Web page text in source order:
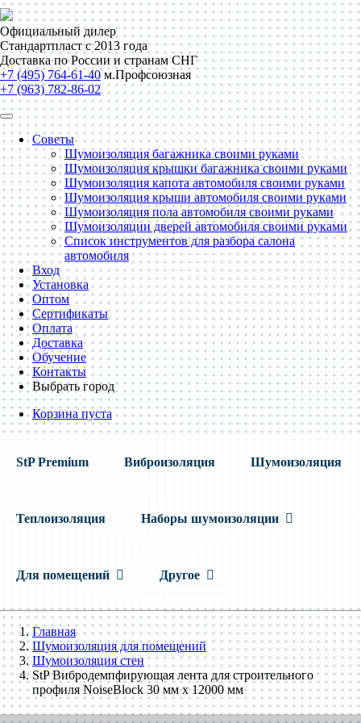
Официальный дилер
Стандартпласт с 2013 года
Доставка по России и странам СНГ
+7 (495) 764-61-40 м.Профсоюзная
+7 (963) 782-86-02
Советы
Шумоизоляция багажника своими руками
Шумоизоляция крышки багажника своими руками
Шумоизоляция капота автомобиля своими руками
Шумоизоляция крыши автомобиля своими руками
Шумоизоляция пола автомобиля своими руками
Шумоизоляции дверей автомобиля своими руками
Список инструментов для разбора салона
автомобиля
Вход
Установка
Оптом
Сертификаты
Оплата
Доставка
Обучение
Контакты
Выбрать город
Корзина пуста
StP Premium Виброизоляция Шумоизоляция
Теплоизоляция Наборы шумоизоляции
Для помещений Другое
Главная
Шумоизоляция для помещений
Шумоизоляция стен
StP Вибродемпфирующая лента для строительного
профиля NoiseBlock 30 мм x 12000 мм